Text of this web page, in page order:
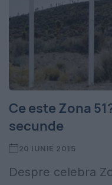
Ce este Zona
secunde
20 IUNIE 2015
Despre celebra